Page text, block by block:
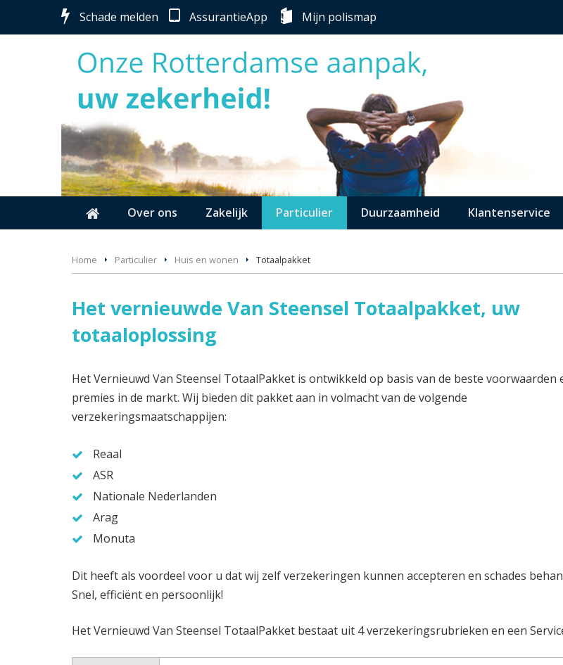
Schade melden AssurantieApp Mijn polismap
Over ons Zakelijk Particulier Duurzaamheid Klantenservice
Home Particulier Huis en wonen Totaalpakket
Het vernieuwde Van Steensel Totaalpakket, uw
totaaloplossing
Het Vernieuwd Van Steensel TotaalPakket is ontwikkeld op basis van de beste voorwaarden
premies in de markt. Wij bieden dit pakket aan in volmacht van de volgende
verzekeringsmaatschappijen:
Reaal
ASR
Nationale Nederlanden
Arag
Monuta
Dit heeft als voordeel voor u dat wij zelf verzekeringen kunnen accepteren en schades
Snel, efficiënt en persoonlijk!
Het Vernieuwd Van Steensel TotaalPakket bestaat uit 4 verzekeringsrubrieken en een